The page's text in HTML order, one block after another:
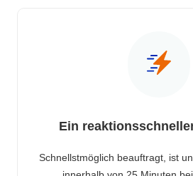
Ein
Schnellstmöglich beauftragt, ist